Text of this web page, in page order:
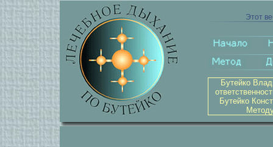
Этот
Бутейко
Бутейко